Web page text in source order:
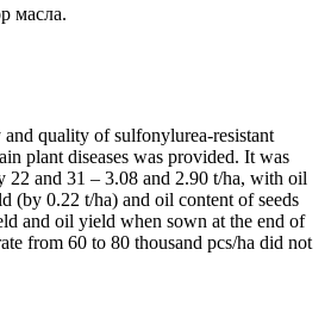
масла.
quality of sulfonylurea-resistant
plant diseases was provided. It was
and 31 – 3.08 and 2.90 t/ha, with oil
(by 0.22 t/ha) and oil content of seeds
and oil yield when sown at the end of
from 60 to 80 thousand pcs/ha did not